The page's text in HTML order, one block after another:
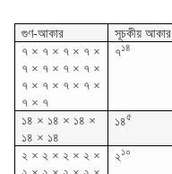
গুণ-আকার সূচকীয় আকার
৭ × ৭ × ৭ × ৭ ×
৭ × ৭ × ৭ × ৭ ×
৭ × ৭ × ৭ × ৭ ×
৭ × ৭
৭১৪
১৪ × ১৪ × ১৪ ×
১৪ × ১৪
১৪৫
২ × ২ × ২ × ২ ×
২১০